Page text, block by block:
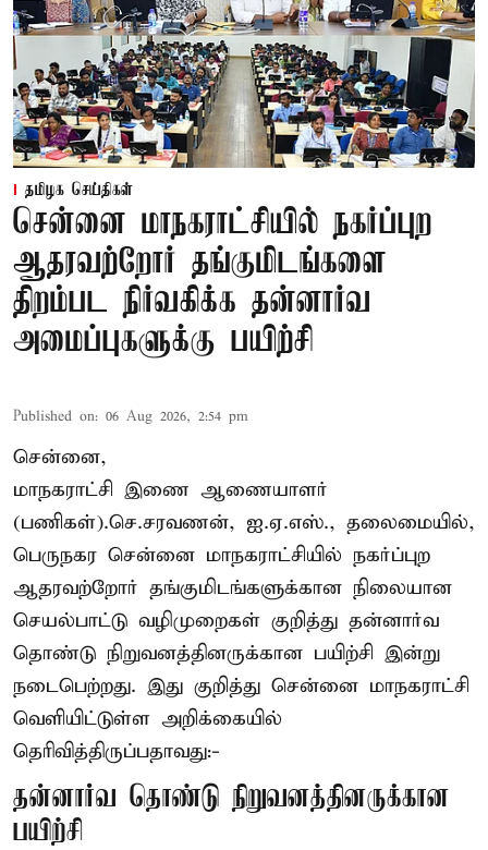
தமிழக செய்திகள்
சென்னை மாநகராட்சியில் நகர்ப்புற
ஆதரவற்றோர் தங்குமிடங்களை
திறம்பட நிர்வகிக்க தன்னார்வ
அமைப்புகளுக்கு பயிற்சி
Published on: 06 Aug 2026, 2:54 pm
சென்னை,
மாநகராட்சி இணை ஆணையாளர்
(பணிகள்).செ.சரவணன், ஐ.ஏ.எஸ்., தலைமையில்,
பெருநகர சென்னை மாநகராட்சியில் நகர்ப்புற
ஆதரவற்றோர் தங்குமிடங்களுக்கான நிலையான
செயல்பாட்டு வழிமுறைகள் குறித்து தன்னார்வ
தொண்டு நிறுவனத்தினருக்கான பயிற்சி இன்று
நடைபெற்றது. இது குறித்து சென்னை மாநகராட்சி
வெளியிட்டுள்ள அறிக்கையில்
தெரிவித்திருப்பதாவது:-
தன்னார்வ தொண்டு நிறுவனத்தினருக்கான
பயிற்சி